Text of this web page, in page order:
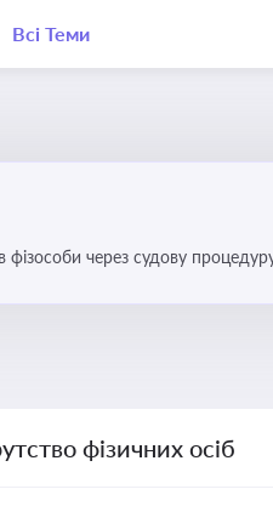
Всі Теми
фізособи через судову
фізичних осіб